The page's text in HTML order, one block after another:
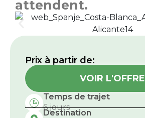
attendent.
Prix ​​à partir de:
VOIR L'OFFRE
Temps de trajet
6 jours
Destination